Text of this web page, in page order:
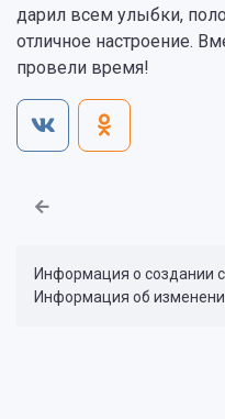
дарил всем улыбки,
отличное настроение.
провели время!
Информация о создании
Информация об